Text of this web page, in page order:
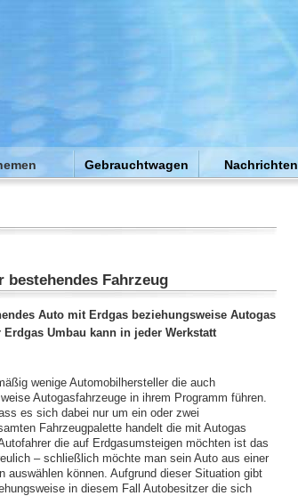
Gebrauchtwagen Nachrichten
bestehendes Fahrzeug
Auto mit Erdgas beziehungsweise Autogas
Umbau kann in jeder Werkstatt
wenige Automobilhersteller die auch
Autogasfahrzeuge in ihrem Programm führen.
es sich dabei nur um ein oder zwei
Fahrzeugpalette handelt die mit Autogas
die auf Erdgasumsteigen möchten ist das
– schließlich möchte man sein Auto aus einer
auswählen können. Aufgrund dieser Situation gibt
in diesem Fall Autobesitzer die sich